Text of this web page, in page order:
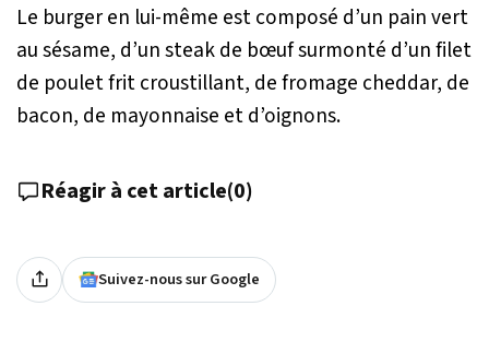
Le burger en lui-même est composé d’un pain vert
au sésame, d’un steak de bœuf surmonté d’un filet
de poulet frit croustillant, de fromage cheddar, de
bacon, de mayonnaise et d’oignons.
Réagir à cet article(0)
Suivez-nous sur Google